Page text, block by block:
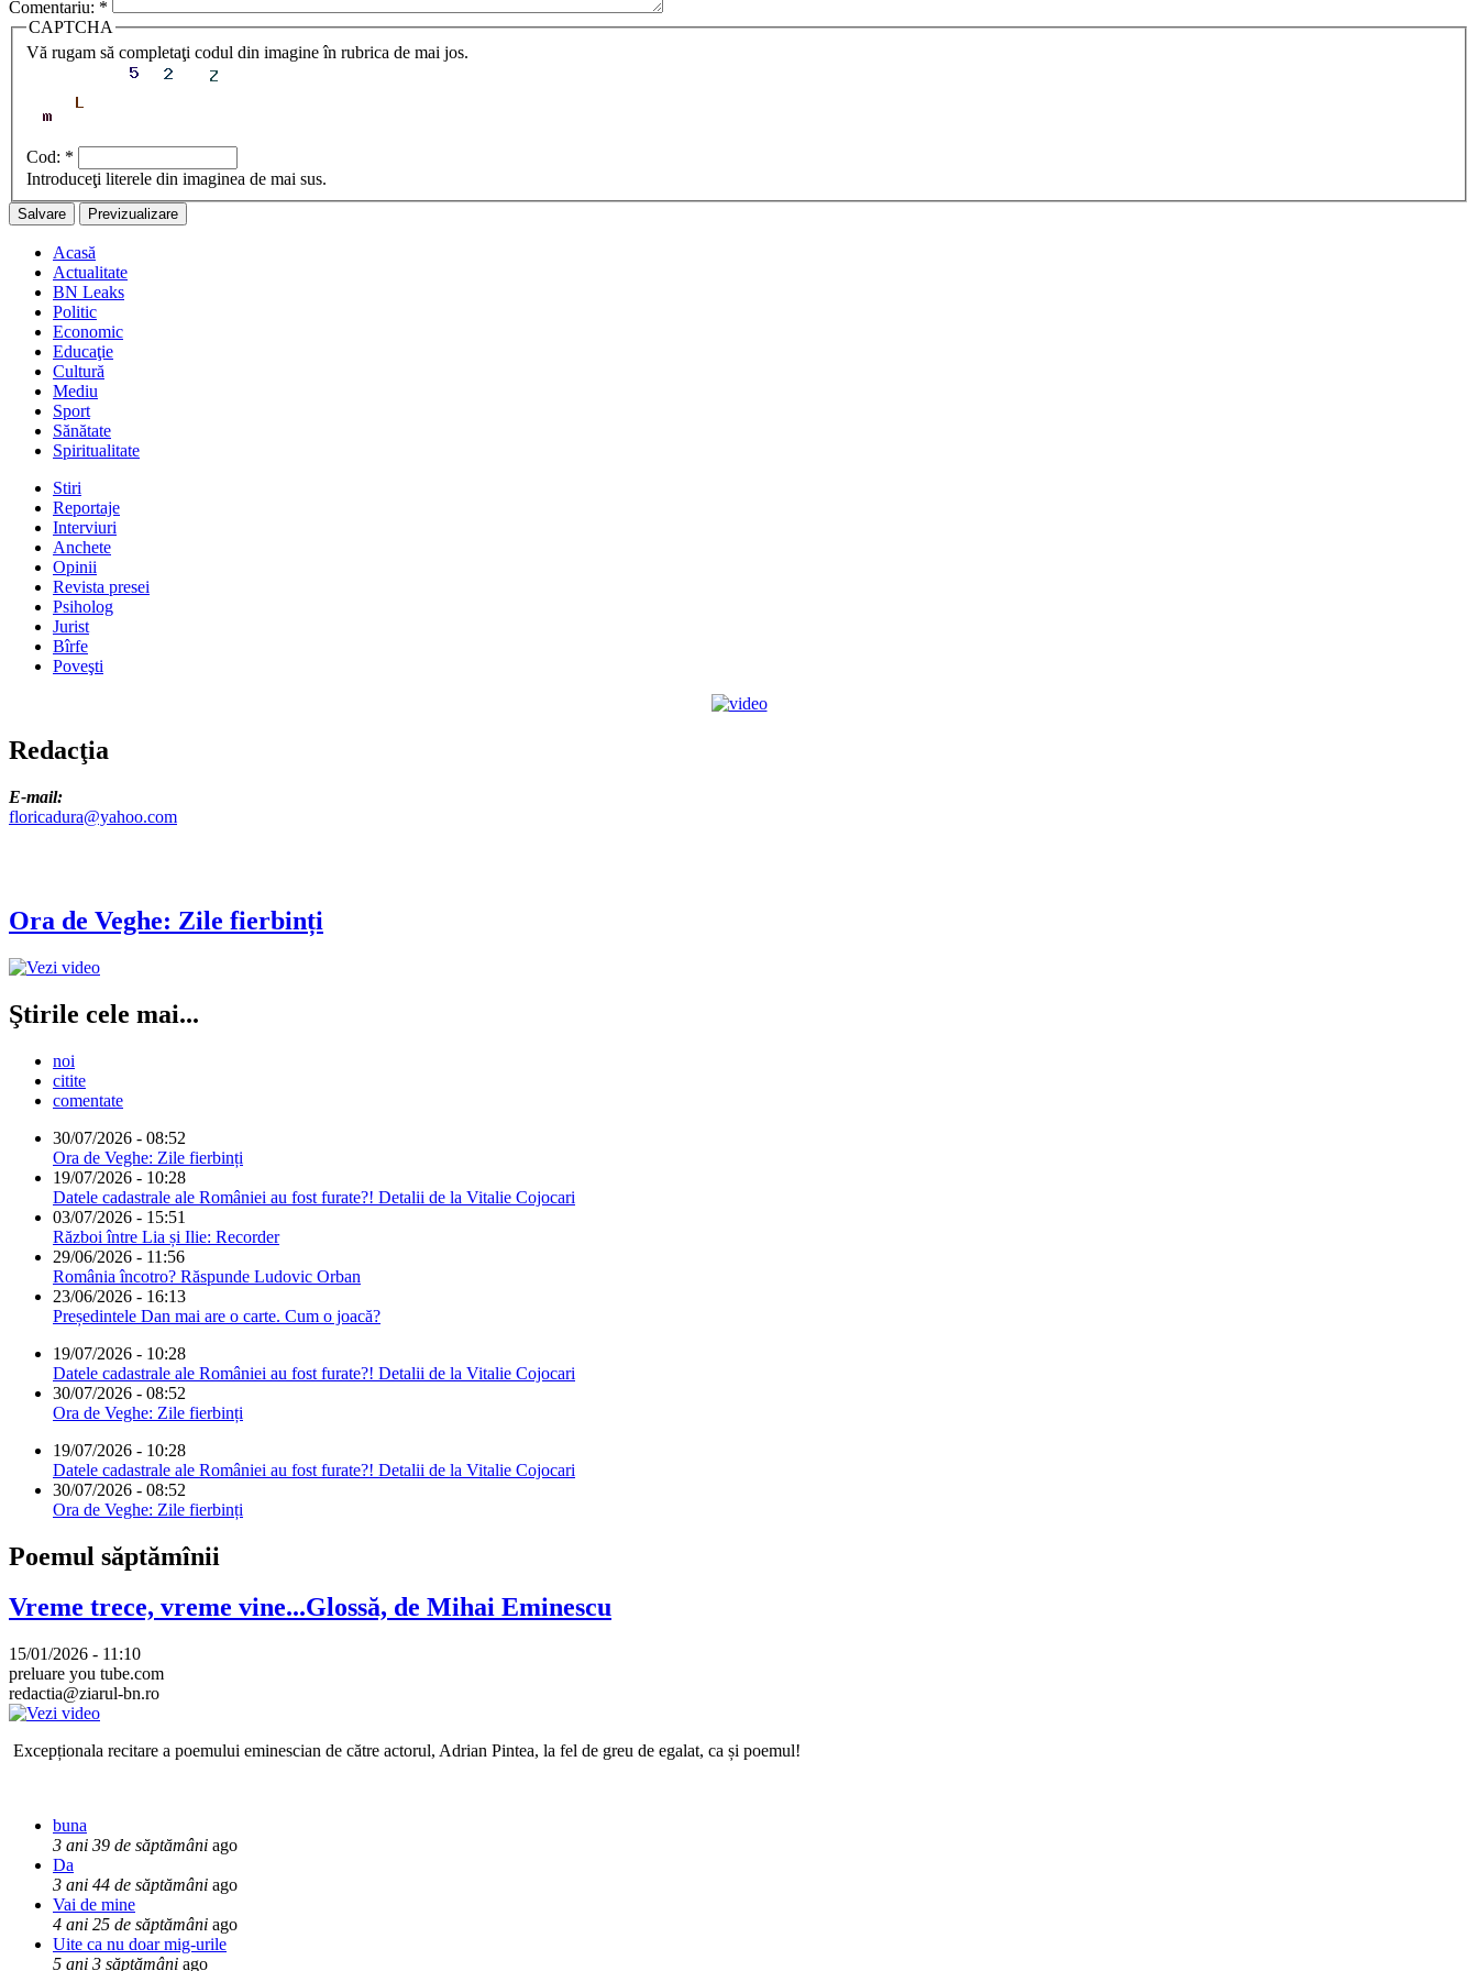
Comentariu: *
CAPTCHA
Vă rugam să completaţi codul din imagine în rubrica de mai jos.
Cod: *
Introduceţi literele din imaginea de mai sus.
Acasă
Actualitate
BN Leaks
Politic
Economic
Educaţie
Cultură
Mediu
Sport
Sănătate
Spiritualitate
Stiri
Reportaje
Interviuri
Anchete
Opinii
Revista presei
Psiholog
Jurist
Bîrfe
Poveşti
Redacţia
E-mail:
floricadura@yahoo.com
Ora de Veghe: Zile fierbinți
Ştirile cele mai...
noi
citite
comentate
30/07/2026 - 08:52
Ora de Veghe: Zile fierbinți
19/07/2026 - 10:28
Datele cadastrale ale României au fost furate?! Detalii de la Vitalie Cojocari
03/07/2026 - 15:51
Război între Lia și Ilie: Recorder
29/06/2026 - 11:56
România încotro? Răspunde Ludovic Orban
23/06/2026 - 16:13
Președintele Dan mai are o carte. Cum o joacă?
19/07/2026 - 10:28
Datele cadastrale ale României au fost furate?! Detalii de la Vitalie Cojocari
30/07/2026 - 08:52
Ora de Veghe: Zile fierbinți
19/07/2026 - 10:28
Datele cadastrale ale României au fost furate?! Detalii de la Vitalie Cojocari
30/07/2026 - 08:52
Ora de Veghe: Zile fierbinți
Poemul săptămînii
Vreme trece, vreme vine...Glossă, de Mihai Eminescu
15/01/2026 - 11:10
preluare you tube.com
redactia@ziarul-bn.ro
Excepționala recitare a poemului eminescian de către actorul, Adrian Pintea, la fel de greu de egalat, ca și poemul!
buna
3 ani 39 de săptămâni ago
Da
3 ani 44 de săptămâni ago
Vai de mine
4 ani 25 de săptămâni ago
Uite ca nu doar mig-urile
5 ani 3 săptămâni ago